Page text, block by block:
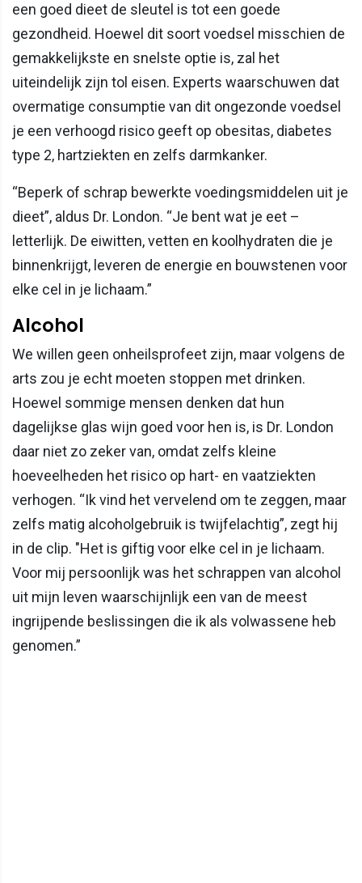
een goed dieet de sleutel is tot een goede
gezondheid. Hoewel dit soort voedsel misschien de
gemakkelijkste en snelste optie is, zal het
uiteindelijk zijn tol eisen. Experts waarschuwen dat
overmatige consumptie van dit ongezonde voedsel
je een verhoogd risico geeft op obesitas, diabetes
type 2, hartziekten en zelfs darmkanker.
“Beperk of schrap bewerkte voedingsmiddelen uit je
dieet”, aldus Dr. London. “Je bent wat je eet –
letterlijk. De eiwitten, vetten en koolhydraten die je
binnenkrijgt, leveren de energie en bouwstenen voor
elke cel in je lichaam.”
Alcohol
We willen geen onheilsprofeet zijn, maar volgens de
arts zou je echt moeten stoppen met drinken.
Hoewel sommige mensen denken dat hun
dagelijkse glas wijn goed voor hen is, is Dr. London
daar niet zo zeker van, omdat zelfs kleine
hoeveelheden het risico op hart- en vaatziekten
verhogen. “Ik vind het vervelend om te zeggen, maar
zelfs matig alcoholgebruik is twijfelachtig”, zegt hij
in de clip. "Het is giftig voor elke cel in je lichaam.
Voor mij persoonlijk was het schrappen van alcohol
uit mijn leven waarschijnlijk een van de meest
ingrijpende beslissingen die ik als volwassene heb
genomen.”